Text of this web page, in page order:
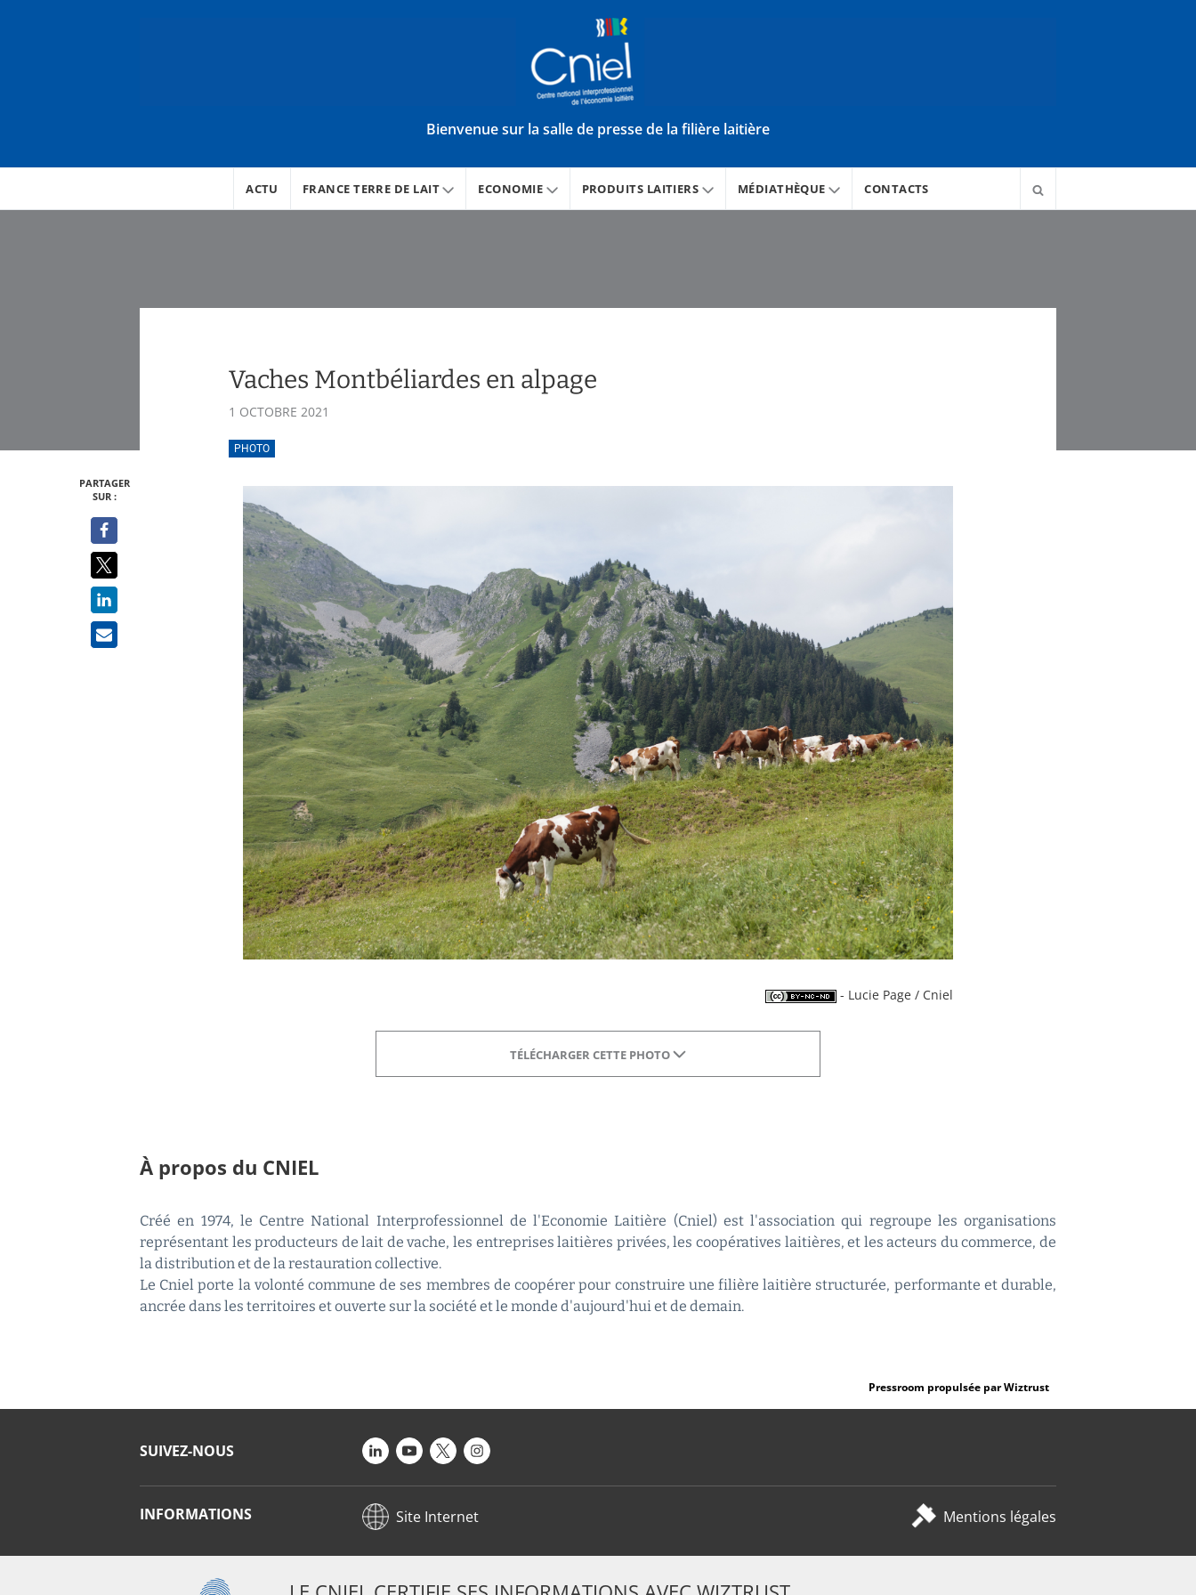
Bienvenue sur la salle de presse de la filière laitière
ACTU FRANCE TERRE DE LAIT ECONOMIE PRODUITS LAITIERS MÉDIATHÈQUE CONTACTS
Vaches Montbéliardes en alpage
1 OCTOBRE 2021
PHOTO
PARTAGER
SUR :
- Lucie Page / Cniel
TÉLÉCHARGER CETTE PHOTO
À propos du CNIEL
Créé en 1974, le Centre National Interprofessionnel de l'Economie Laitière (Cniel) est l'association qui regroupe les organisations
représentant les producteurs de lait de vache, les entreprises laitières privées, les coopératives laitières, et les acteurs du commerce, de
la distribution et de la restauration collective.
Le Cniel porte la volonté commune de ses membres de coopérer pour construire une filière laitière structurée, performante et durable,
ancrée dans les territoires et ouverte sur la société et le monde d'aujourd'hui et de demain.
Pressroom propulsée par Wiztrust
SUIVEZ-NOUS
INFORMATIONS Site Internet Mentions légales